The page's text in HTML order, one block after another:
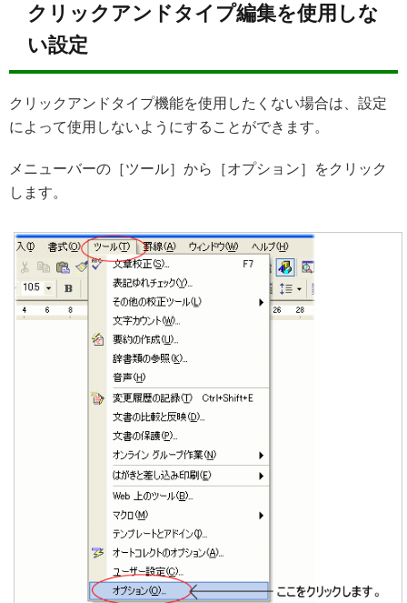
クリックアンドタイプ編集を使用しな
い設定
クリックアンドタイプ機能を使用したくない場合は、設定
によって使用しないようにすることができます。
メニューバーの［ツール］から［オプション］をクリック
します。